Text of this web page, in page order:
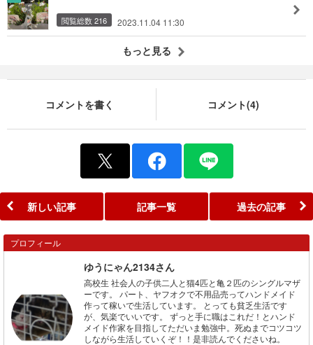
閲覧総数 216 2023.11.04 11:30
もっと見る
コメントを書く コメント(4)
新しい記事 記事一覧 過去の記事
プロフィール
ゆうにゃん2134さん
高校生 社会人の子供二人と猫4匹と亀２匹のシングルマザ
ーです。 パート、ヤフオクで不用品売ってハンドメイド
作って稼いで生活しています。 とっても貧乏生活です
が、気楽でいいです。 ずっと手に職はこれだ！とハンド
メイド作家を目指してただいま勉強中。死ぬまでコツコツ
しながら生活していくぞ！！是非読んでくださいね。